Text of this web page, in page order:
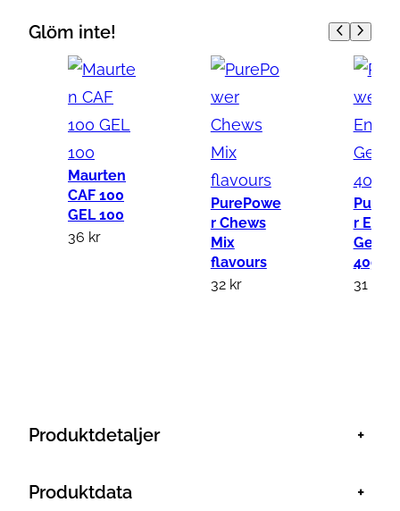
Glöm inte!
Maurten
CAF 100
GEL 100
36 kr
PurePowe
r Chews
Mix
flavours
32 kr
r
Gel
40g
31
Produktdetaljer +
Produktdata
+